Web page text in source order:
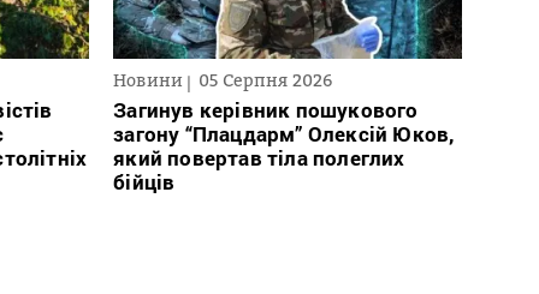
Новини 05 Серпня 2026
Загинув керівник пошукового
загону “Плацдарм” Олексій Юков,
який повертав тіла полеглих
бійців